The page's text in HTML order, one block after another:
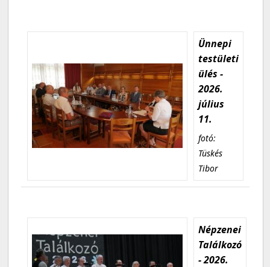
Ünnepi
testületi
ülés -
2026.
július
11.
fotó:
Tüskés
Tibor
Népzenei
Találkozó
- 2026.